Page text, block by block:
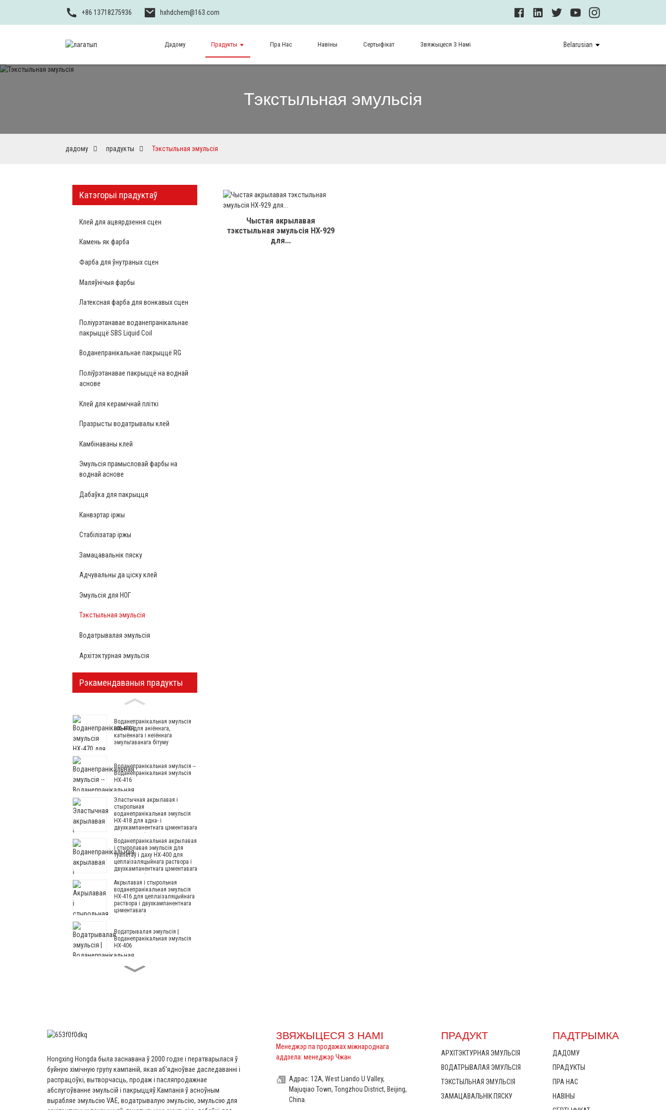
+86 13718275936 hxhdchem@163.com
Дадому Прадукты Пра Нас Навіны Сертыфікат Звяжыцеся З Намі Belarusian
Тэкстыльная эмульсія
дадому прадукты Тэкстыльная эмульсія
Катэгорыі прадуктаў
Клей для ацвярдзення сцен
Камень як фарба
Фарба для ўнутраных сцен
Маляўнічыя фарбы
Латексная фарба для вонкавых сцен
Поліурэтанавае воданепранікальнае
пакрыццё SBS Liquid Coil
Воданепранікальнае пакрыццё RG
Поліўрэтанавае пакрыццё на воднай
аснове
Клей для керамічнай пліткі
Празрысты водатрывалы клей
Камбінаваны клей
Эмульсія прамысловай фарбы на
воднай аснове
Дабаўка для пакрыцця
Канвэртар іржы
Стабілізатар іржы
Замацавальнік пяску
Адчувальны да ціску клей
Эмульсія для НОГ
Тэкстыльная эмульсія
Водатрывалая эмульсія
Архітэктурная эмульсія
Рэкамендаваныя прадукты
Воданепранікальная эмульсія
HX-470 для аніённага,
катыённага і неіённага
эмульгаванага бітуму
Воданепранікальная эмульсія --
Воданепранікальная эмульсія
HX-416
Эластычная акрылавая і
стырольная
воданепранікальная эмульсія
HX-418 для адна- і
двухкампанентнага цэментавага
воданепранікальнага пакрыцця
Воданепранікальная акрылавая
і стыролавая эмульсія для
туалетаў і даху HX-400 для
цеплаізаляцыйнага раствора і
двухкампанентнага цэментавага
воданепранікальнага пакрыцця
Акрылавая і стырольная
воданепранікальная эмульсія
HX-416 для цеплаізаляцыйнага
раствора і двухкампанентнага
цэментавага
воданепранікальнага пакрыцця
Водатрывалая эмульсія |
Воданепранікальная эмульсія
HX-406
Акрылавая і стырольная
воданепранікальная эмульсія
стыролавая архітэктурная
эмульсія HX-303 для пакрыцця
знешніх і ўнутраных сцен
сярэдняга і вышэйшага класа
Архітэктурная эмульсія --
Архітэктурная эмульсія HX-302G
Чыстая акрылавая
тэкстыльная эмульсія HX-929
для...
Hongxing Hongda была заснавана ў 2000 годзе і ператварылася ў
буйную хімічную групу кампаній, якая аб'ядноўвае даследаванні і
распрацоўкі, вытворчасць, продаж і пасляпродажнае
абслугоўванне эмульсій і пакрыццяў.Кампанія ў асноўным
вырабляе эмульсію VAE, водатрывалую эмульсію, эмульсію для
ЗВЯЖЫЦЕСЯ З НАМІ
Менеджэр па продажах міжнароднага
аддзела: менеджэр Чжан
Адрас: 12A, West Liando U Valley,
Majuqiao Town, Tongzhou District, Beijing,
China.
ПРАДУКТ
АРХІТЭКТУРНАЯ ЭМУЛЬСІЯ
ВОДАТРЫВАЛАЯ ЭМУЛЬСІЯ
ТЭКСТЫЛЬНАЯ ЭМУЛЬСІЯ
ЗАМАЦАВАЛЬНІК ПЯСКУ
ПАДТРЫМКА
ДАДОМУ
ПРАДУКТЫ
ПРА НАС
НАВІНЫ